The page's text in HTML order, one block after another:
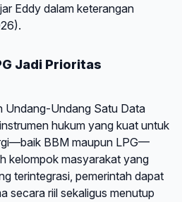
Eddy dalam keterangan
Jadi Prioritas
Undang-Undang Satu Data
hukum yang kuat untuk
BBM maupun LPG—
kelompok masyarakat yang
terintegrasi, pemerintah dapat
secara riil sekaligus menutup